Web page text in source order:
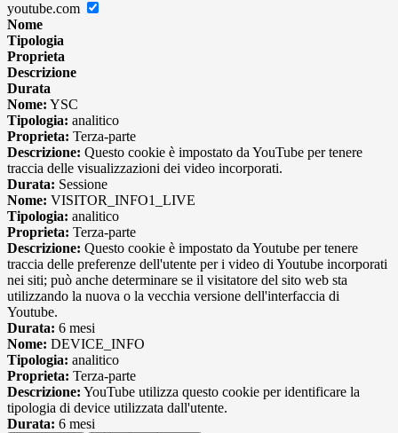
youtube.com
Nome
Tipologia
Proprieta
Descrizione
Durata
Nome: YSC
Tipologia: analitico
Proprieta: Terza-parte
Descrizione: Questo cookie è impostato da YouTube per tenere
traccia delle visualizzazioni dei video incorporati.
Durata: Sessione
Nome: VISITOR_INFO1_LIVE
Tipologia: analitico
Proprieta: Terza-parte
Descrizione: Questo cookie è impostato da Youtube per tenere
traccia delle preferenze dell'utente per i video di Youtube incorporati
nei siti; può anche determinare se il visitatore del sito web sta
utilizzando la nuova o la vecchia versione dell'interfaccia di
Youtube.
Durata: 6 mesi
Nome: DEVICE_INFO
Tipologia: analitico
Proprieta: Terza-parte
Descrizione: YouTube utilizza questo cookie per identificare la
tipologia di device utilizzata dall'utente.
Durata: 6 mesi